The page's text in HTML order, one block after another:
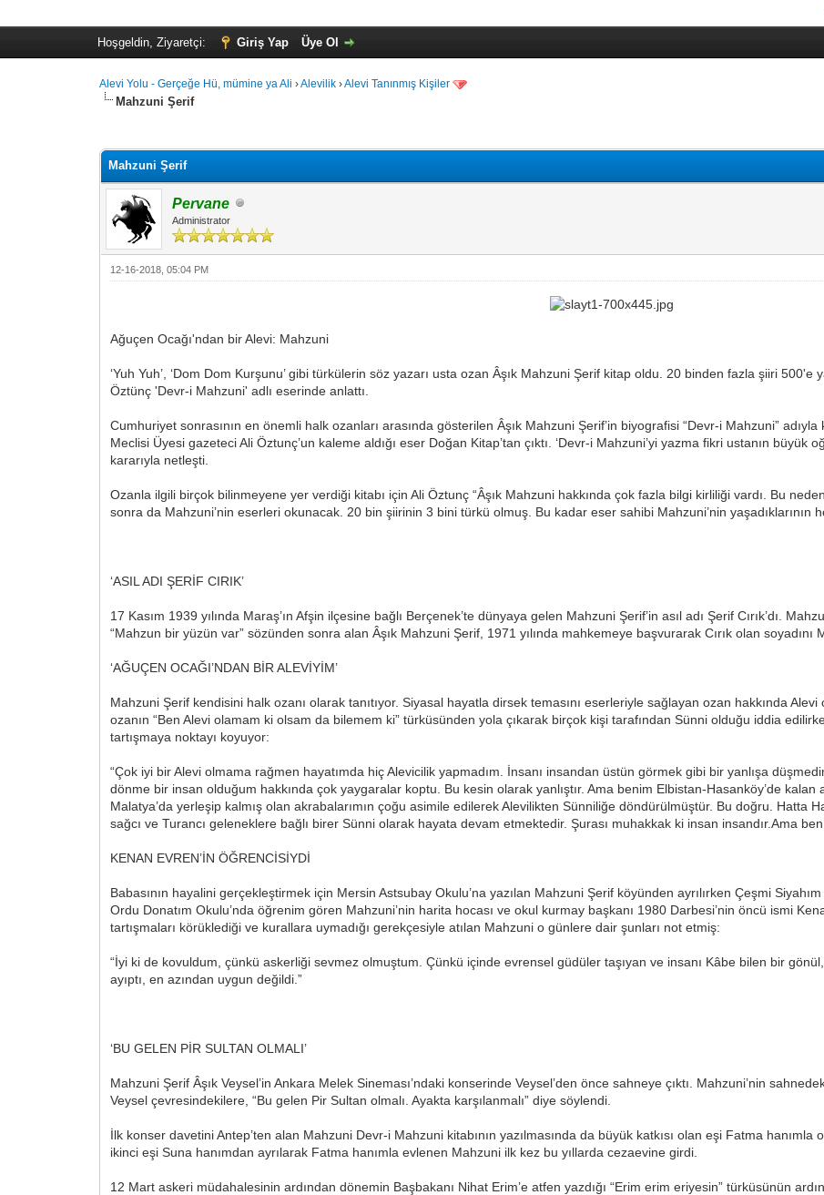
Hoşgeldin, Ziyaretçi: Giriş Yap Üye Ol
Alevi Yolu - Gerçeğe Hü, mümine ya Ali ›Alevilik ›Alevi Tanınmış Kişiler
Mahzuni Şerif
Mahzuni Şerif
Pervane
Administrator
12-16-2018, 05:04 PM
Ağuçen Ocağı'ndan bir Alevi: Mahzuni
‘Yuh Yuh’, ‘Dom Dom Kurşunu’ gibi türkülerin söz yazarı usta ozan Âşık Mahzuni Şerif kitap oldu. 20 binden fazla şiiri 500'e
Öztünç 'Devr-i Mahzuni' adlı eserinde anlattı.
Cumhuriyet sonrasının en önemli halk ozanları arasında gösterilen Âşık Mahzuni Şerif’in biyografisi “Devr-i Mahzuni”
Meclisi Üyesi gazeteci Ali Öztunç’un kaleme aldığı eser Doğan Kitap’tan çıktı. ‘Devr-i Mahzuni’yi yazma fikri ustanın büyük
kararıyla netleşti.
Ozanla ilgili birçok bilinmeyene yer verdiği kitabı için Ali Öztunç “Âşık Mahzuni hakkında çok fazla bilgi kirliliği vardı. Bu
sonra da Mahzuni’nin eserleri okunacak. 20 bin şiirinin 3 bini türkü olmuş. Bu kadar eser sahibi Mahzuni’nin yaşadıklarının
‘ASIL ADI ŞERİF CIRIK’
17 Kasım 1939 yılında Maraş’ın Afşin ilçesine bağlı Berçenek’te dünyaya gelen Mahzuni Şerif’in asıl adı Şerif Cırık’dı.
“Mahzun bir yüzün var” sözünden sonra alan Âşık Mahzuni Şerif, 1971 yılında mahkemeye başvurarak Cırık olan soyadını
‘AĞUÇEN OCAĞI’NDAN BİR ALEVİYİM’
Mahzuni Şerif kendisini halk ozanı olarak tanıtıyor. Siyasal hayatla dirsek temasını eserleriyle sağlayan ozan hakkında Alevi
ozanın “Ben Alevi olamam ki olsam da bilemem ki” türküsünden yola çıkarak birçok kişi tarafından Sünni olduğu iddia
tartışmaya noktayı koyuyor:
“Çok iyi bir Alevi olmama rağmen hayatımda hiç Alevicilik yapmadım. İnsanı insandan üstün görmek gibi bir yanlışa
dönme bir insan olduğum hakkında çok yaygaralar koptu. Bu kesin olarak yanlıştır. Ama benim Elbistan-Hasanköy’de kalan
Malatya’da yerleşip kalmış olan akrabalarımın çoğu asimile edilerek Alevilikten Sünniliğe döndürülmüştür. Bu doğru. Hatta
sağcı ve Turancı geleneklere bağlı birer Sünni olarak hayata devam etmektedir. Şurası muhakkak ki insan insandır.Ama ben
KENAN EVREN’İN ÖĞRENCİSİYDİ
Babasının hayalini gerçekleştirmek için Mersin Astsubay Okulu’na yazılan Mahzuni Şerif köyünden ayrılırken Çeşmi
Ordu Donatım Okulu’nda öğrenim gören Mahzuni’nin harita hocası ve okul kurmay başkanı 1980 Darbesi’nin öncü ismi
tartışmaları körüklediği ve kurallara uymadığı gerekçesiyle atılan Mahzuni o günlere dair şunları not etmiş:
“İyi ki de kovuldum, çünkü askerliği sevmez olmuştum. Çünkü içinde evrensel güdüler taşıyan ve insanı Kâbe bilen bir
ayıptı, en azından uygun değildi.”
‘BU GELEN PİR SULTAN OLMALI’
Mahzuni Şerif Âşık Veysel’in Ankara Melek Sineması’ndaki konserinde Veysel’den önce sahneye çıktı. Mahzuni’nin
Veysel çevresindekilere, “Bu gelen Pir Sultan olmalı. Ayakta karşılanmalı” diye söylendi.
İlk konser davetini Antep’ten alan Mahzuni Devr-i Mahzuni kitabının yazılmasında da büyük katkısı olan eşi Fatma hanımla
ikinci eşi Suna hanımdan ayrılarak Fatma hanımla evlenen Mahzuni ilk kez bu yıllarda cezaevine girdi.
12 Mart askeri müdahalesinin ardından dönemin Başbakanı Nihat Erim’e atfen yazdığı “Erim erim eriyesin” türküsünün